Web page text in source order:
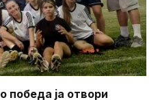
ја отвори